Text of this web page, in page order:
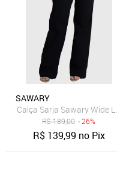
SAWARY
Calça Sarja Sawary Wide
R$189,00 - 26%
R$ 139,99 no Pix